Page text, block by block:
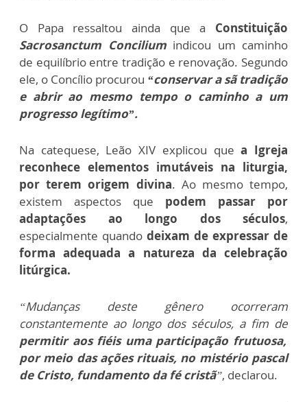
O Papa ressaltou ainda que a Constituição
Sacrosanctum Conciliumindicou um caminho
de equilíbrio entre tradição e renovação. Segundo
ele, o Concílio procurou “conservar a sã tradição
e abrir ao mesmo tempo o caminho a um
progresso legítimo”.
Na catequese, Leão XIV explicou quea Igreja
reconhece elementos imutáveis na liturgia,
por terem origem divina. Ao mesmo tempo,
existem aspectos que podem passar por
adaptações ao longo dos séculos,
especialmente quando deixam de expressar de
forma adequada a natureza da celebração
litúrgica.
“Mudanças deste gênero ocorreram
constantemente ao longo dos séculos, a fim de
permitir aos fiéis uma participação frutuosa,
por meio das ações rituais, no mistério pascal
de Cristo, fundamento da fé cristã”, declarou.